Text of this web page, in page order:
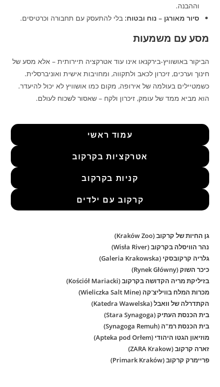
וההבנה.
סיור מאורגן – נוח ובטוח: בלי להתעסק עם תחבורה וכרטיסים.
מסע עם משמעות
הביקור באושוויץ‑בירקנאו אינו עוד אטרקציה תיירותית – אלא מסע של
חינוך וערכים, זיכרון לכאב ולתקווה, ומחויבות אישית ואוניברסלית.
כשמטיילים בעולמה של אירופה, מקום כמו אושוויץ לא יכול להיעדר.
הוא מביא ממד של עומק, זיכרון ולקח – שאסור לשכוח לעולם.
עמוד ראשי
אטרקציות בקרקוב
קניות בקרקוב
קרקוב עם ילדים
גן החיות של קרקוב (Kraków Zoo)
נהר הוויסלה בקרקוב (Wisła River)
גלריה קרקובסקי (Galeria Krakowska)
כיכר השוק (Rynek Główny)
בזיליקת מריה הקדושה בקרקוב (Kościół Mariacki)
מכרות המלח בוויליצ'קה (Wieliczka Salt Mine)
הקתדרלה של וואבל (Katedra Wawelska)
בית הכנסת העתיק (Stara Synagoga)
בית הכנסת רמ"ה (Synagoga Remuh)
מוזיאון הגטו היהודי (Apteka pod Orłem)
זארה קרקוב (ZARA Krakow)
פריימרק קרקוב (Primark Kraków)